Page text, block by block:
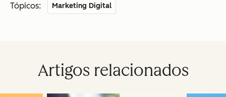
Tópicos: Marketing Digital
Artigos relacionados